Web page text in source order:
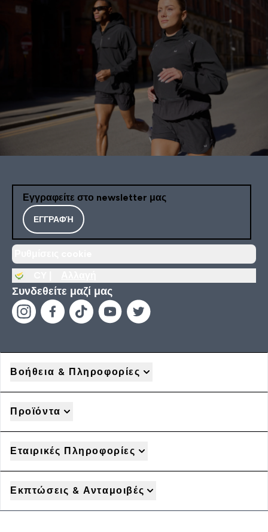
Εγγραφείτε στο newsletter μας
ΕΓΓΡΑΦΉ
Συνδεθείτε μαζί μας
Βοήθεια & Πληροφορίες
Προϊόντα
Εταιρικές Πληροφορίες
Εκπτώσεις & Ανταμοιβές